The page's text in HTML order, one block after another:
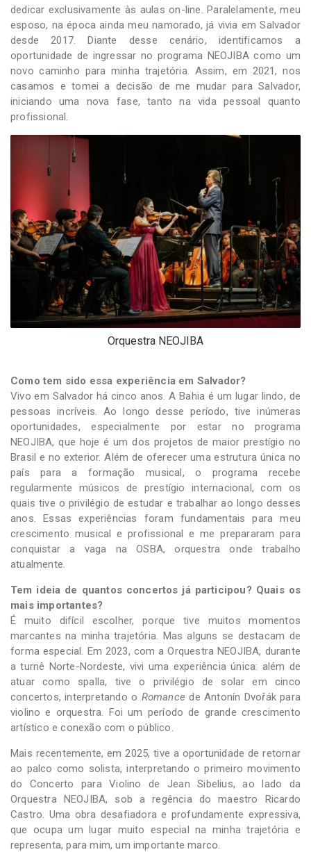
dedicar exclusivamente às aulas on-line. Paralelamente, meu
esposo, na época ainda meu namorado, já vivia em Salvador
desde 2017. Diante desse cenário, identificamos a
oportunidade de ingressar no programa NEOJIBA como um
novo caminho para minha trajetória. Assim, em 2021, nos
casamos e tomei a decisão de me mudar para Salvador,
iniciando uma nova fase, tanto na vida pessoal quanto
profissional.
Orquestra NEOJIBA
Como tem sido essa experiência em Salvador?
Vivo em Salvador há cinco anos. A Bahia é um lugar lindo, de
pessoas incríveis. Ao longo desse período, tive inúmeras
oportunidades, especialmente por estar no programa
NEOJIBA, que hoje é um dos projetos de maior prestígio no
Brasil e no exterior. Além de oferecer uma estrutura única no
país para a formação musical, o programa recebe
regularmente músicos de prestígio internacional, com os
quais tive o privilégio de estudar e trabalhar ao longo desses
anos. Essas experiências foram fundamentais para meu
crescimento musical e profissional e me prepararam para
conquistar a vaga na OSBA, orquestra onde trabalho
atualmente.
Tem ideia de quantos concertos já participou? Quais os
mais importantes?
É muito difícil escolher, porque tive muitos momentos
marcantes na minha trajetória. Mas alguns se destacam de
forma especial. Em 2023, com a Orquestra NEOJIBA, durante
a turnê Norte-Nordeste, vivi uma experiência única: além de
atuar como spalla, tive o privilégio de solar em cinco
concertos, interpretando o Romance de Antonín Dvořák para
violino e orquestra. Foi um período de grande crescimento
artístico e conexão com o público.
Mais recentemente, em 2025, tive a oportunidade de retornar
ao palco como solista, interpretando o primeiro movimento
do Concerto para Violino de Jean Sibelius, ao lado da
Orquestra NEOJIBA, sob a regência do maestro Ricardo
Castro. Uma obra desafiadora e profundamente expressiva,
que ocupa um lugar muito especial na minha trajetória e
representa, para mim, um importante marco.